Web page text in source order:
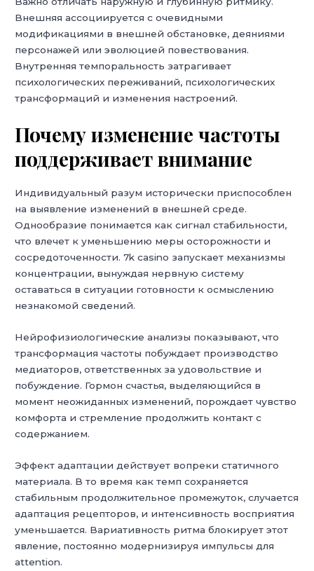
Внешняя ассоциируется с очевидными
модификациями в внешней обстановке, деяниями
персонажей или эволюцией повествования.
Внутренняя темпоральность затрагивает
психологических переживаний, психологических
трансформаций и изменения настроений.
Почему изменение частоты
поддерживает внимание
Индивидуальный разум исторически приспособлен
на выявление изменений в внешней среде.
Однообразие понимается как сигнал стабильности,
что влечет к уменьшению меры осторожности и
сосредоточенности. 7k casino запускает механизмы
концентрации, вынуждая нервную систему
оставаться в ситуации готовности к осмыслению
незнакомой сведений.
Нейрофизиологические анализы показывают, что
трансформация частоты побуждает производство
медиаторов, ответственных за удовольствие и
побуждение. Гормон счастья, выделяющийся в
момент неожиданных изменений, порождает чувство
комфорта и стремление продолжить контакт с
содержанием.
Эффект адаптации действует вопреки статичного
материала. В то время как темп сохраняется
стабильным продолжительное промежуток, случается
адаптация рецепторов, и интенсивность восприятия
уменьшается. Вариативность ритма блокирует этот
явление, постоянно модернизируя импульсы для
attention.